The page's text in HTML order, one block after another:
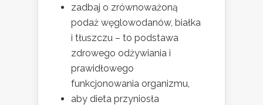
zadbaj o zrównoważoną
podaż węglowodanów, białka
i tłuszczu – to podstawa
zdrowego odżywiania i
prawidłowego
funkcjonowania organizmu,
aby dieta przyniosła